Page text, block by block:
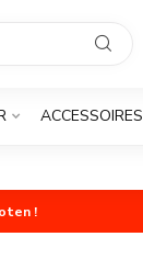
ACCESSOIRES
!